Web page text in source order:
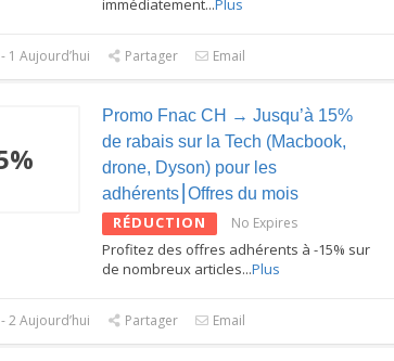
immédiatement...Plus
1 Aujourd’hui Partager Email
Promo Fnac CH → Jusqu’à 15%
de rabais sur la Tech (Macbook,
drone, Dyson) pour les
adhérents⎮Offres du mois
RÉDUCTION No Expires
Profitez des offres adhérents à -15% sur
de nombreux articles...Plus
2 Aujourd’hui Partager Email